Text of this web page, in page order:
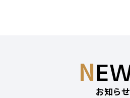
折り返し、担当者より必要事項
内申し上げます。決済につきま
N
お知らせ